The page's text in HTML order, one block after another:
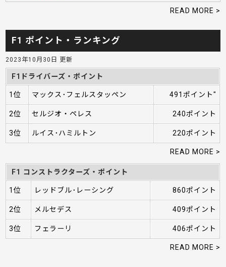
READ MORE >
F1 ポイント・ランキング
2023年10月30日 更新
F1ドライバーズ・ポイント
1位 マックス･フェルスタッペン 491ポイント"
2位 セルジオ・ペレス 240ポイント
3位 ルイス･ハミルトン 220ポイント
READ MORE >
F1 コンストラクターズ・ポイント
1位 レッドブル･レーシング 860ポイント
2位 メルセデス 409ポイント
3位 フェラーリ 406ポイント
READ MORE >